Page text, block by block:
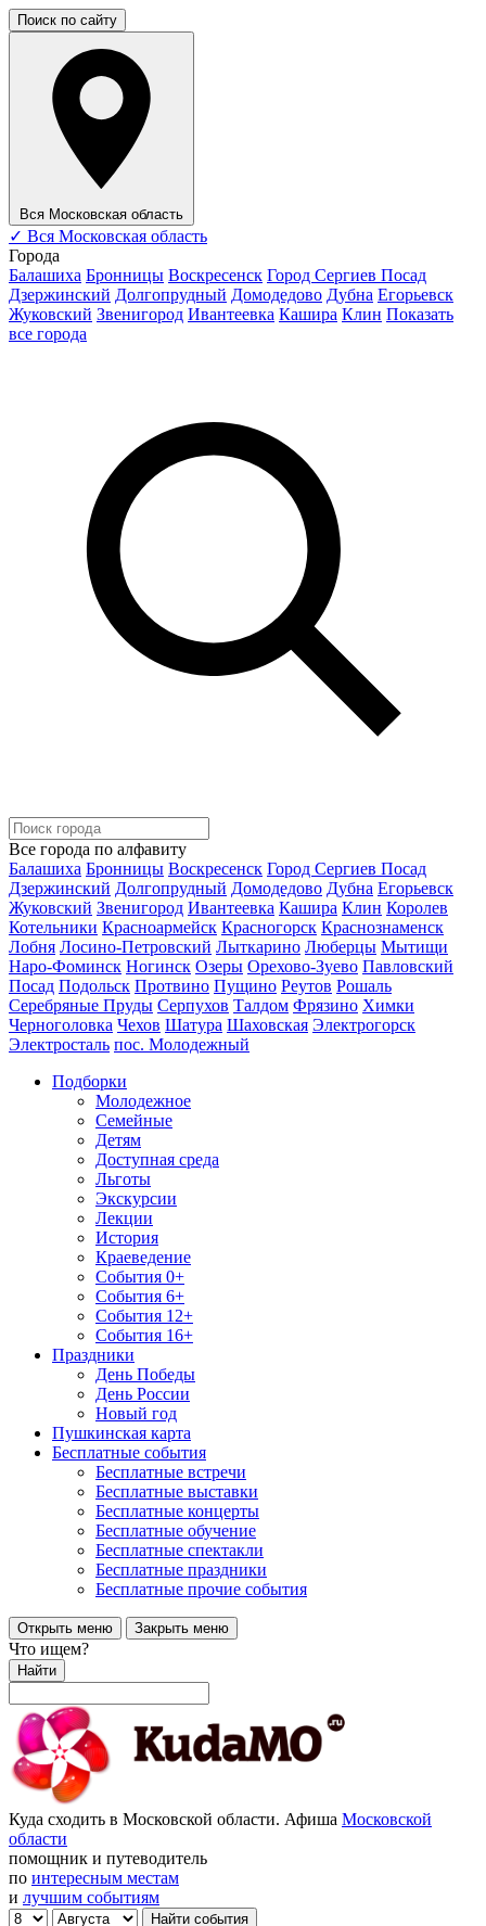
Поиск по сайту
Вся Московская область
✓ Вся Московская область
Города
Балашиха Бронницы Воскресенск Город Сергиев Посад
Дзержинский Долгопрудный Домодедово Дубна Егорьевск
Жуковский Звенигород Ивантеевка Кашира Клин Показать
все города
Все города по алфавиту
Балашиха Бронницы Воскресенск Город Сергиев Посад
Дзержинский Долгопрудный Домодедово Дубна Егорьевск
Жуковский Звенигород Ивантеевка Кашира Клин Королев
Котельники Красноармейск Красногорск Краснознаменск
Лобня Лосино-Петровский Лыткарино Люберцы Мытищи
Наро-Фоминск Ногинск Озеры Орехово-Зуево Павловский
Посад Подольск Протвино Пущино Реутов Рошаль
Серебряные Пруды Серпухов Талдом Фрязино Химки
Черноголовка Чехов Шатура Шаховская Электрогорск
Электросталь пос. Молодежный
Подборки
Молодежное
Семейные
Детям
Доступная среда
Льготы
Экскурсии
Лекции
История
Краеведение
События 0+
События 6+
События 12+
События 16+
Праздники
День Победы
День России
Новый год
Пушкинская карта
Бесплатные события
Бесплатные встречи
Бесплатные выставки
Бесплатные концерты
Бесплатные обучение
Бесплатные спектакли
Бесплатные праздники
Бесплатные прочие события
Открыть меню Закрыть меню
Что ищем?
Найти
Куда сходить в Московской области. Афиша Московской
области
помощник и путеводитель
по интересным местам
и лучшим событиям